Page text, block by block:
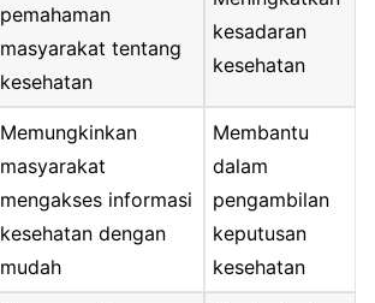
pemahaman
masyarakat tentang
kesehatan
kesadaran
kesehatan
Memungkinkan
masyarakat
mengakses informasi
kesehatan dengan
mudah
Membantu
dalam
pengambilan
keputusan
kesehatan